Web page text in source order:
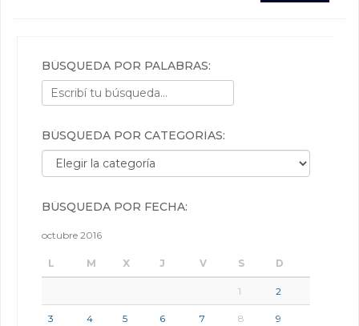
BÚSQUEDA POR PALABRAS:
BÚSQUEDA POR CATEGORÍAS:
Búsqueda por categorías:
BÚSQUEDA POR FECHA:
octubre 2016
L M X J V S D
1 2
3 4 5 6 7 8 9